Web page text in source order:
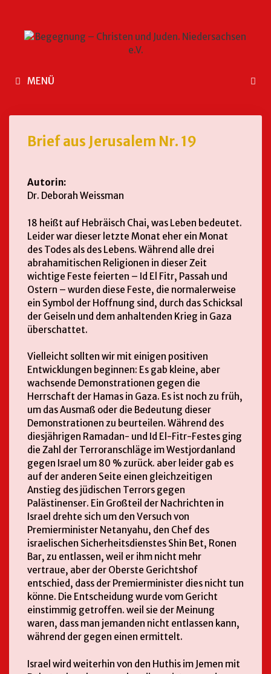
MENÜ
Brief aus Jerusalem Nr. 19
Autorin:
Dr. Deborah Weissman
18 heißt auf Hebräisch Chai, was Leben bedeutet.
Leider war dieser letzte Monat eher ein Monat
des Todes als des Lebens. Während alle drei
abrahamitischen Religionen in dieser Zeit
wichtige Feste feierten – Id El Fitr, Passah und
Ostern – wurden diese Feste, die normalerweise
ein Symbol der Hoffnung sind, durch das Schicksal
der Geiseln und dem anhaltenden Krieg in Gaza
überschattet.
Vielleicht sollten wir mit einigen positiven
Entwicklungen beginnen: Es gab kleine, aber
wachsende Demonstrationen gegen die
Herrschaft der Hamas in Gaza. Es ist noch zu früh,
um das Ausmaß oder die Bedeutung dieser
Demonstrationen zu beurteilen. Während des
diesjährigen Ramadan- und Id El-Fitr-Festes ging
die Zahl der Terroranschläge im Westjordanland
gegen Israel um 80 % zurück. aber leider gab es
auf der anderen Seite einen gleichzeitigen
Anstieg des jüdischen Terrors gegen
Palästinenser. Ein Großteil der Nachrichten in
Israel drehte sich um den Versuch von
Premierminister Netanyahu, den Chef des
israelischen Sicherheitsdienstes Shin Bet, Ronen
Bar, zu entlassen, weil er ihm nicht mehr
vertraue, aber der Oberste Gerichtshof
entschied, dass der Premierminister dies nicht tun
könne. Die Entscheidung wurde vom Gericht
einstimmig getroffen. weil sie der Meinung
waren, dass man jemanden nicht entlassen kann,
während der gegen einen ermittelt.
Israel wird weiterhin von den Huthis im Jemen mit